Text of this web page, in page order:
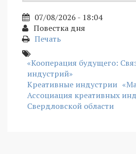
07/08/2026 - 18:04
Повестка дня
Печать
«Кооперация будущего:
индустрий»
Креативные индустрии
Ассоциация креативных
Свердловской области